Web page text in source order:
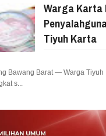
KISAH TUMOU HANGATKAN
J. PAAT SERAP ASPIRASI
RORING SERAP ASPIRASI
Warga Karta
Tiyuh Karta
Bawang Barat — Warga
s...